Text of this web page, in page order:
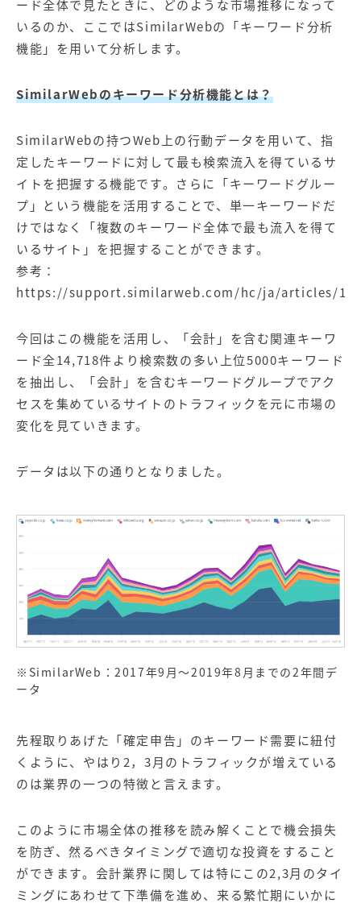
ード全体で見たときに、どのような市場推移になって
いるのか、ここではSimilarWebの「キーワード分析
機能」を用いて分析します。
SimilarWebのキーワード分析機能とは？
SimilarWebの持つWeb上の行動データを用いて、指
定したキーワードに対して最も検索流入を得ているサ
イトを把握する機能です。さらに「キーワードグルー
プ」という機能を活用することで、単一キーワードだ
けではなく「複数のキーワード全体で最も流入を得て
いるサイト」を把握することができます。
参考：
https://support.similarweb.com/hc/ja/articles/
今回はこの機能を活用し、「会計」を含む関連キーワ
ード全14,718件より検索数の多い上位5000キーワード
を抽出し、「会計」を含むキーワードグループでアク
セスを集めているサイトのトラフィックを元に市場の
変化を見ていきます。
データは以下の通りとなりました。
※SimilarWeb：2017年9月～2019年8月までの2年間デ
ータ
先程取りあげた「確定申告」のキーワード需要に紐付
くように、やはり2，3月のトラフィックが増えている
のは業界の一つの特徴と言えます。
このように市場全体の推移を読み解くことで機会損失
を防ぎ、然るべきタイミングで適切な投資をすること
ができます。会計業界に関しては特にこの2,3月のタイ
ミングにあわせて下準備を進め、来る繁忙期にいかに